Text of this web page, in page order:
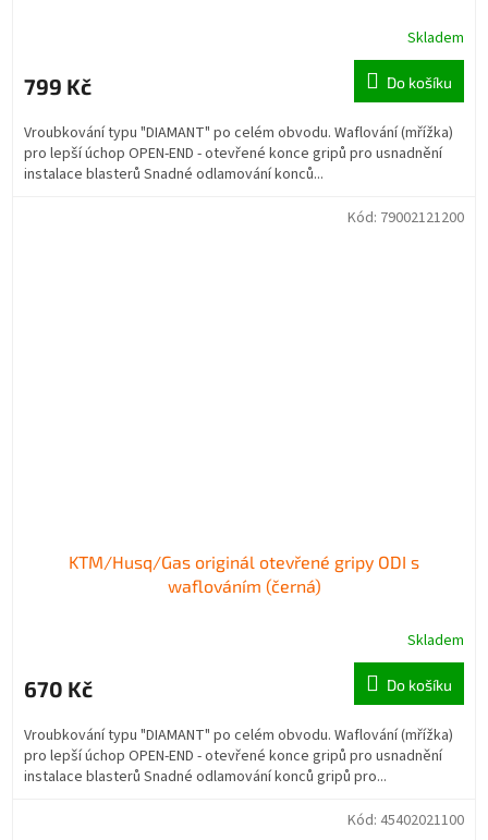
Skladem
799 Kč Do košíku
Vroubkování typu "DIAMANT" po celém obvodu. Waflování (mřížka)
pro lepší úchop OPEN-END - otevřené konce gripů pro usnadnění
instalace blasterů Snadné odlamování konců...
KTM/Husq/Gas originál otevřené gripy ODI s
waflováním (černá)
Skladem
670 Kč Do košíku
Vroubkování typu "DIAMANT" po celém obvodu. Waflování (mřížka)
pro lepší úchop OPEN-END - otevřené konce gripů pro usnadnění
instalace blasterů Snadné odlamování konců gripů pro...
Kód: 79002121200
Kód: 45402021100